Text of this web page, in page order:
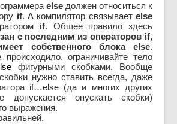
else должен относиться к
if. А компилятор связываетelse
if. Общее правило здесь
с последним из операторов if,
собственного блока else.
ограничивайте тело
фигурными скобками. Вообще
нужно ставить всегда, даже
if…else (да и многих других
допускается опускать скобки)
выражения.